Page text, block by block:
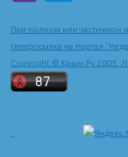
Ханский дворец 16-18
3-27-53.
Успенский пещерный
При полном или частичном
гиперссылка на портал
Copyright © Крым.Ру 2005.